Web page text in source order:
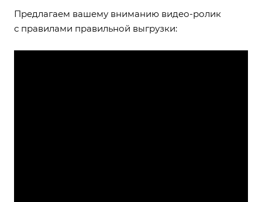
Предлагаем вашему вниманию видео-ролик
с правилами правильной выгрузки: